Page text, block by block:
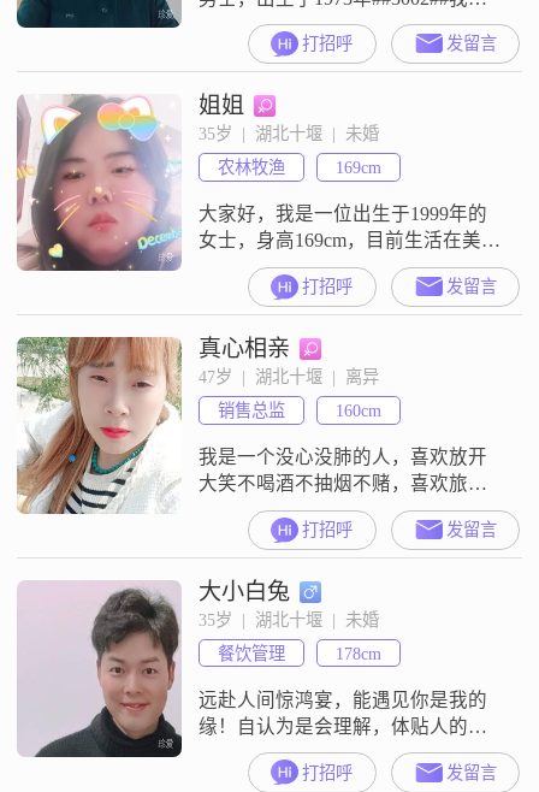
身高是164cm，可能在现代社会中不
算特别高，但我相信身高并不是衡
量一个人的全部标准##3002##我在
当地有着稳定的工作，月收入在
3001到5000元之间，能够保证基本
的生活需求和一定的经济基础
##3002##我拥有中专的学历，在我
的职业生涯中，
打招呼 发留言
姐姐
35岁  |  湖北十堰  |  未婚
农林牧渔
169cm
大家好，我是一位出生于1999年的
女士，身高169cm，目前生活在美丽
的十堰##3002##说到我的工作，收
入还不错，每月能拿到50000元以
上，这也让我有能力过上自己想要
的生活##3002##我一直以来都非常
注重学习和成长，现在已经拥有了
博士学位##3002##在性格方面，我
自认为是一个温柔体贴##3001##善
解人
打招呼 发留言
真心相亲
47岁  |  湖北十堰  |  离异
销售总监
160cm
我是一个没心没肺的人，喜欢放开
大笑不喝酒不抽烟不赌，喜欢旅
游，善良，温柔，稳重，爱笑，直
爽，慢热，不良爱好没有，希望你
一起做饭一起打扫卫生，白头到
老，中途变心的…
打招呼 发留言
大小白兔
35岁  |  湖北十堰  |  未婚
餐饮管理
178cm
远赴人间惊鸿宴，能遇见你是我的
缘！自认为是会理解，体贴人的暖
男！希望另一半也能以诚相待，共
同努力，相辅相成去经营幸福美满
打招呼 发留言